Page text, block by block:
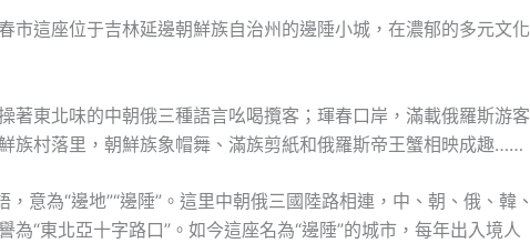
市這座位于吉林延邊朝鮮族自治州的邊陲小城，在濃郁的多元文化
著東北味的中朝俄三種語言吆喝攬客；琿春口岸，滿載俄羅斯游客
族村落里，朝鮮族象帽舞、滿族剪紙和俄羅斯帝王蟹相映成趣……
，意為“邊地”“邊陲”。這里中朝俄三國陸路相連，中、朝、俄、韓、
為“東北亞十字路口”。如今這座名為“邊陲”的城市，每年出入境人